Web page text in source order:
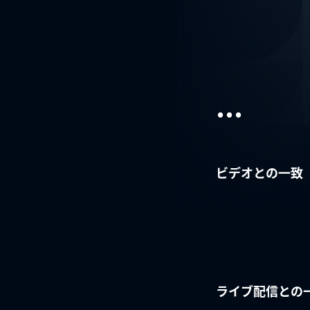
...
ビデオとの一致
ライブ配信との